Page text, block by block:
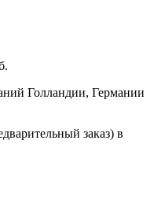
Голландии, Германии
заказ) в